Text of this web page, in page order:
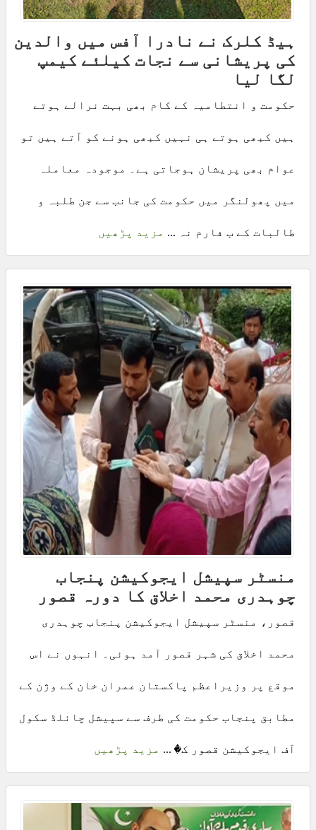
ہیڈ کلرک نے نادرا آفس میں والدین
کی پریشانی سے نجات کیلئے کیمپ
لگا لیا
حکومت و انتطامیہ کے کام بھی بہت نرالے ہوتے
ہیں کبھی ہوتے ہی نہیں کبھی ہونے کو آتے ہیں تو
عوام بھی پریشان ہوجاتی ہے۔ موجودہ معاملہ
میں پھولنگر میں حکومت کی جانب سے جن طلبہ و
طالبات کے ب فارم نہ ... مزید پڑھیں
منسٹر سپیشل ایجوکیشن پنجاب
چوہدری محمد اخلاق کا دورہ قصور
قصور، منسٹر سپیشل ایجوکیشن پنجاب چوہدری
محمد اخلاق کی شہر قصور آمد ہوئی۔ انہوں نے اس
موقع پر وزیراعظم پاکستان عمران خان کے وژن کے
مطابق پنجاب حکومت کی طرف سے سپیشل چائلڈ سکول
آف ایجوکیشن قصور ک� ... مزید پڑھیں